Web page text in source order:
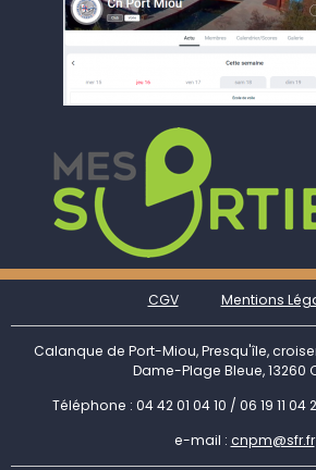
CGV Mentions
Calanque de Port-Miou, Presqu'île,
Dame-Plage Bleue, 13260
Téléphone : 04 42 01 04 10 / 06 19 11
e-mail : cnpm@sfr.fr